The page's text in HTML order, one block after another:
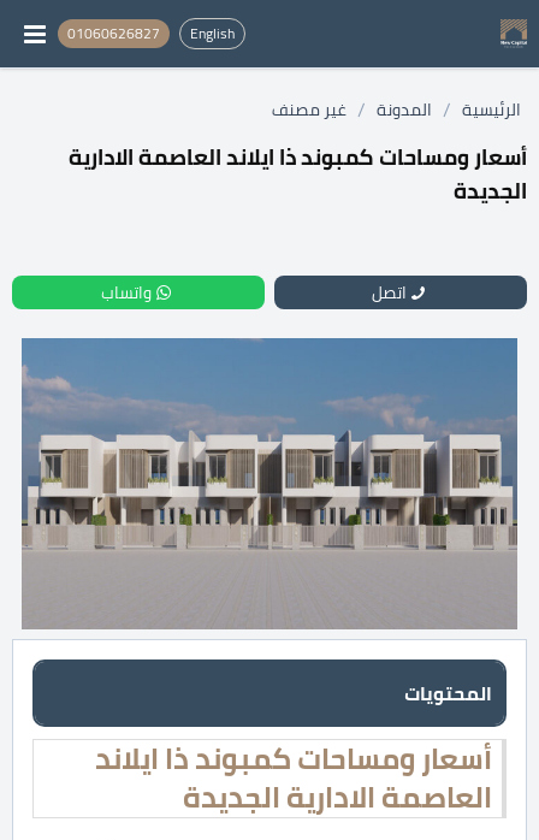
English
01060626827
الرئيسية / المدونة / غير مصنف
أسعار ومساحات كمبوند ذا ايلاند العاصمة الادارية
الجديدة
اتصل واتساب
المحتويات
أسعار ومساحات كمبوند ذا ايلاند
العاصمة الادارية الجديدة